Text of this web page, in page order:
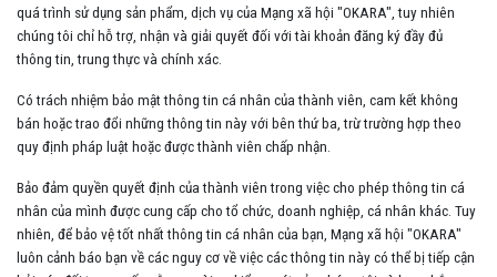
quá trình sử dụng sản phẩm, dịch vụ của Mạng xã hội "OKARA", tuy nhiên
chúng tôi chỉ hỗ trợ, nhận và giải quyết đối với tài khoản đăng ký đầy đủ
thông tin, trung thực và chính xác.
Có trách nhiệm bảo mật thông tin cá nhân của thành viên, cam kết không
bán hoặc trao đổi những thông tin này với bên thứ ba, trừ trường hợp theo
quy định pháp luật hoặc được thành viên chấp nhận.
Bảo đảm quyền quyết định của thành viên trong việc cho phép thông tin cá
nhân của mình được cung cấp cho tổ chức, doanh nghiệp, cá nhân khác. Tuy
nhiên, để bảo vệ tốt nhất thông tin cá nhân của bạn, Mạng xã hội "OKARA"
luôn cảnh báo bạn về các nguy cơ về việc các thông tin này có thể bị tiếp cận